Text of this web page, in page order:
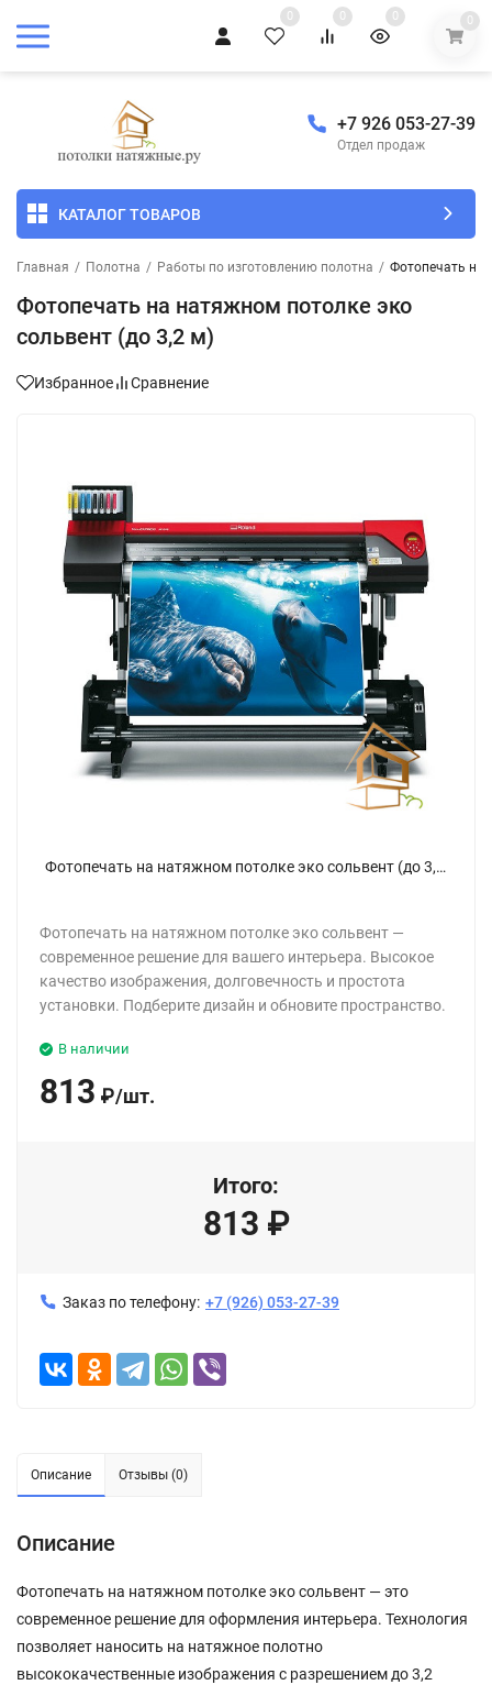
0 0 0 0
+7 926 053-27-39
Отдел продаж
КАТАЛОГ ТОВАРОВ
Главная / Полотна / Работы по изготовлению полотна / Фотопечать на
Фотопечать на натяжном потолке эко
сольвент (до 3,2 м)
Избранное Сравнение
Фотопечать на натяжном потолке эко сольвент (до 3,2 м)
Фотопечать на натяжном потолке эко сольвент —
современное решение для вашего интерьера. Высокое
качество изображения, долговечность и простота
установки. Подберите дизайн и обновите пространство.
В наличии
813 ₽/шт.
Итого:
813 ₽
Заказ по телефону: +7 (926) 053-27-39
Описание Отзывы (0)
Описание
Фотопечать на натяжном потолке эко сольвент — это
современное решение для оформления интерьера. Технология
позволяет наносить на натяжное полотно
высококачественные изображения с разрешением до 3,2